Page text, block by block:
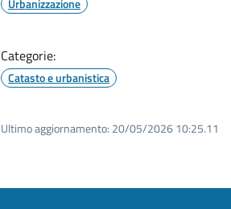
Urbanizzazione
Categorie:
Catasto e urbanistica
Ultimo aggiornamento: 20/05/2026 10:25.11